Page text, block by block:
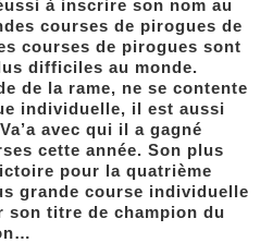
à inscrire son nom au
courses de pirogues de
courses de pirogues sont
difficiles au monde.
de la rame, ne se contente
individuelle, il est aussi
avec qui il a gagné
cette année. Son plus
pour la quatrième
grande course individuelle
son titre de champion du